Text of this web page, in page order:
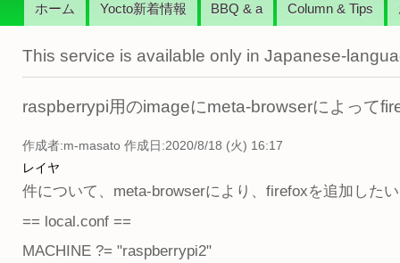
テ
ツ
に
移
メインメニュー
ホーム Yocto新着情報 BBQ & a Column & Tips
This service is available only in Japanese-
raspberrypi用のimageにmeta-browserによって
作成者:m-masato 作成日:2020/8/18 (火) 16:17
レイヤ
件について、meta-browserにより、firefoxを追加した
== local.conf ==
MACHINE ?= "raspberrypi2"